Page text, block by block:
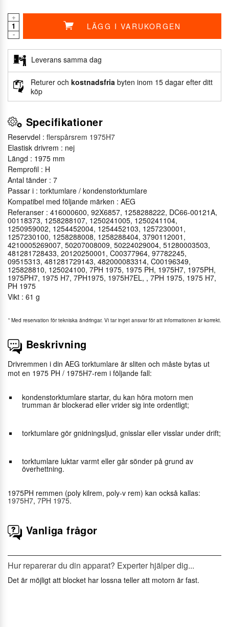
★★★★★
★★★★★
★★★★★
★★★★★
+
-
LÄGG I VARUKORGEN
Leverans samma dag
Returer ochkostnadsfria byten inom 15 dagar efter ditt
köp
Specifikationer
Reservdel : flerspårsrem 1975H7
Elastisk drivrem : nej
Längd : 1975 mm
Remprofil : H
Antal tänder : 7
Passar i : torktumlare / kondenstorktumlare
Kompatibel med följande märken : AEG
Referanser : 416000600, 92X6857, 1258288222, DC66-00121A,
00118373, 1258288107, 1250241005, 1250241104,
1250959002, 1254452004, 1254452103, 1257230001,
1257230100, 1258288008, 1258288404, 3790112001,
4210005269007, 50207008009, 50224029004, 51280003503,
481281728433, 20120250001, C00377964, 97782245,
09515313, 481281729143, 482000083314, C00196349,
125828810, 125024100, 7PH 1975, 1975 PH, 1975H7, 1975PH,
1975PH7, 1975 H7, 7PH1975, 1975H7EL, , 7PH 1975, 1975 H7,
PH 1975
Vikt : 61 g
* Med reservation för tekniska ändringar. Vi tar inget ansvar för att informationen är korrekt.
Beskrivning
Drivremmen i din AEG torktumlare är sliten och måste bytas ut
mot en 1975 PH / 1975H7-rem i följande fall:
kondenstorktumlare startar, du kan höra motorn men
trumman är blockerad eller vrider sig inte ordentligt;
torktumlare gör gnidningsljud, gnisslar eller visslar under drift;
torktumlare luktar varmt eller går sönder på grund av
överhettning.
1975PH remmen (poly kilrem, poly-v rem) kan också kallas:
1975H7, 7PH 1975.
Vanliga frågor
Hur reparerar du din apparat? Experter hjälper dig...
Det är möjligt att blocket har lossna teller att motorn är fast.